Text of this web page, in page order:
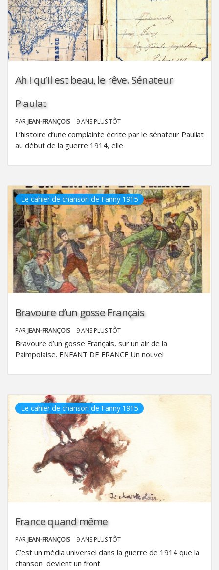
Ah ! qu’il est beau, le rêve. Sénateur
Piaulat
PAR JEAN-FRANÇOIS 9 ANS PLUS TÔT
L’histoire d’une complainte écrite par le sénateur Pauliat
au début de la guerre 1914, elle
Le cahier de chanson de Fanny 1915
Bravoure d’un gosse Français
PAR JEAN-FRANÇOIS 9 ANS PLUS TÔT
Bravoure d’un gosse Français, sur un air de la
Paimpolaise. ENFANT DE FRANCE Un nouvel
Le cahier de chanson de Fanny 1915
France quand même
PAR JEAN-FRANÇOIS 9 ANS PLUS TÔT
C’est un média universel dans la guerre de 1914 que la
chanson devient un front